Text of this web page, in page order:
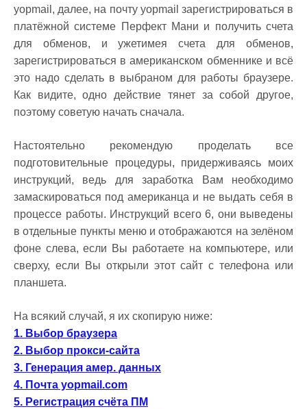
yopmail, далее, на почту yopmail зарегистрироваться в
платёжной системе Перфект Мани и получить счета
для обменов, и ужетимея счета для обменов,
зарегистрироваться в американском обменнике и всё
это надо сделать в выбраном для работы браузере.
Как видите, одно действие тянет за собой другое,
поэтому советую начать сначала.
Настоятельно рекомендую проделать все
подготовительные процедуры, придерживаясь моих
инструкций, ведь для заработка Вам необходимо
замаскироваться под американца и не выдать себя в
процессе работы. Инструкций всего 6, они выведены
в отдельные пункты меню и отображаются на зелёном
фоне слева, если Вы работаете на компьютере, или
сверху, если Вы открыли этот сайт с телефона или
планшета.
На всякий случай, я их скопирую ниже:
1. Выбор браузера
2. Выбор прокси-сайта
3. Генерация амер. данных
4. Почта yopmail.com
5. Регистрация счёта ПМ